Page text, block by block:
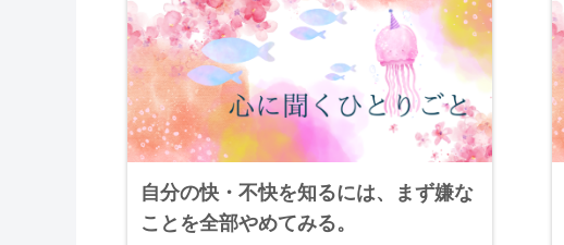
自分の快・不快を知るには、まず嫌な
ことを全部やめてみる。